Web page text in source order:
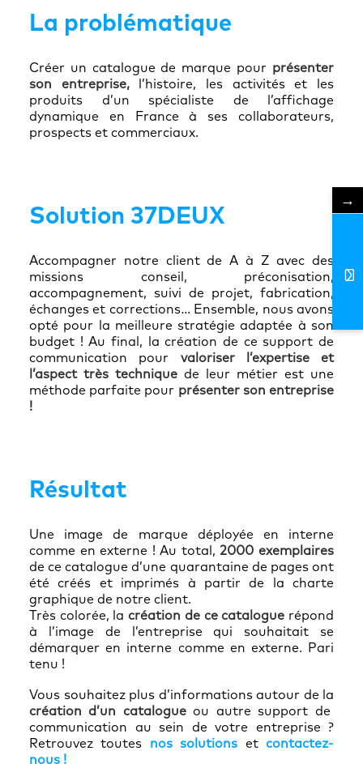
La problématique
Créer un catalogue de marque pour présenter
son entreprise,l’histoire, les activités et les
produits d’un spécialiste de l’affichage
dynamique en France à ses collaborateurs,
prospects et commerciaux.
Solution 37DEUX
Accompagner notre client de A à Z avec des
missions conseil, préconisation,
accompagnement, suivi de projet, fabrication,
échanges et corrections… Ensemble, nous avons
opté pour la meilleure stratégie adaptée à son
budget ! Au final, la création de ce support de
communication pour valoriser l’expertise et
l’aspect très technique de leur métier est une
méthode parfaite pour présenter son entreprise
!
Résultat
Une image de marque déployée en interne
comme en externe ! Au total, 2000 exemplaires
de ce catalogue d’une quarantaine de pages ont
été créés et imprimés à partir de la charte
graphique de notre client.
Très colorée, la création de ce catalogue répond
à l’image de l’entreprise qui souhaitait se
démarquer en interne comme en externe. Pari
tenu !
Vous souhaitez plus d’informations autour de la
création d’un catalogueou autre support de
communication au sein de votre entreprise ?
Retrouvez toutes nos solutions etcontactez-
nous !
→